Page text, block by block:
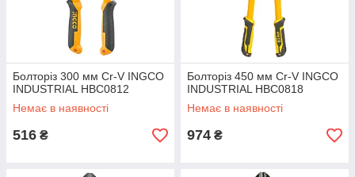
Болторіз 300 мм Cr-V INGCO
INDUSTRIAL HBC0812
Немає в наявності
516 ₴
Болторіз 450 мм Cr-V INGCO
INDUSTRIAL HBC0818
Немає в наявності
974 ₴